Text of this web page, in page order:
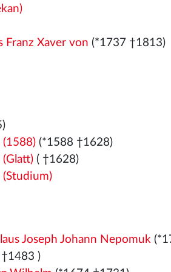
Franz Xaver von (*1737 †1813)
(1588) (*1588 †1628)
( †1628)
Joseph Johann Nepomuk
†1483 )